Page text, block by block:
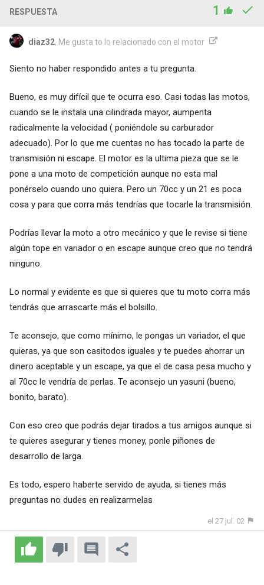
RESPUESTA 1
diaz32, Me gusta to lo relacionado con el motor
Siento no haber respondido antes a tu pregunta.
Bueno, es muy difícil que te ocurra eso. Casi todas las motos,
cuando se le instala una cilindrada mayor, aumpenta
radicalmente la velocidad ( poniéndole su carburador
adecuado). Por lo que me cuentas no has tocado la parte de
transmisión ni escape. El motor es la ultima pieza que se le
pone a una moto de competición aunque no esta mal
ponérselo cuando uno quiera. Pero un 70cc y un 21 es poca
cosa y para que corra más tendrías que tocarle la transmisión.
Podrías llevar la moto a otro mecánico y que le revise si tiene
algún tope en variador o en escape aunque creo que no tendrá
ninguno.
Lo normal y evidente es que si quieres que tu moto corra más
tendrás que arrascarte más el bolsillo.
Te aconsejo, que como mínimo, le pongas un variador, el que
quieras, ya que son casitodos iguales y te puedes ahorrar un
dinero aceptable y un escape, ya que el de casa pesa mucho y
al 70cc le vendría de perlas. Te aconsejo un yasuni (bueno,
bonito, barato).
Con eso creo que podrás dejar tirados a tus amigos aunque si
te quieres asegurar y tienes money, ponle piñones de
desarrollo de larga.
Es todo, espero haberte servido de ayuda, si tienes más
preguntas no dudes en realizarmelas
el 27 jul. 02